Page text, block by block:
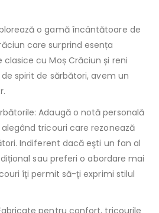
o gamă încântătoare de
care surprind esența
clasice cu Moș Crăciun și reni
spirit de sărbători, avem un
Adaugă o notă personală
tricouri care rezonează
Indiferent dacă eşti un fan al
sau preferi o abordare mai
îţi permit să-ţi exprimi stilul